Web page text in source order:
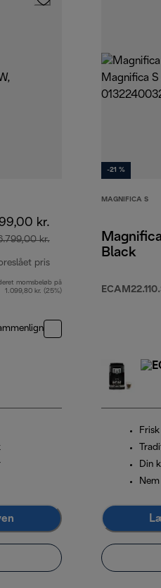
kr.
kr.
pris
oprindelig pris
momsbeløb på
1.099,80 kr. (25%)
-21 %
MAGNIFICA S
Black
Din